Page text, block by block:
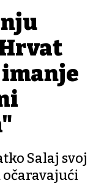
Salaj svoj